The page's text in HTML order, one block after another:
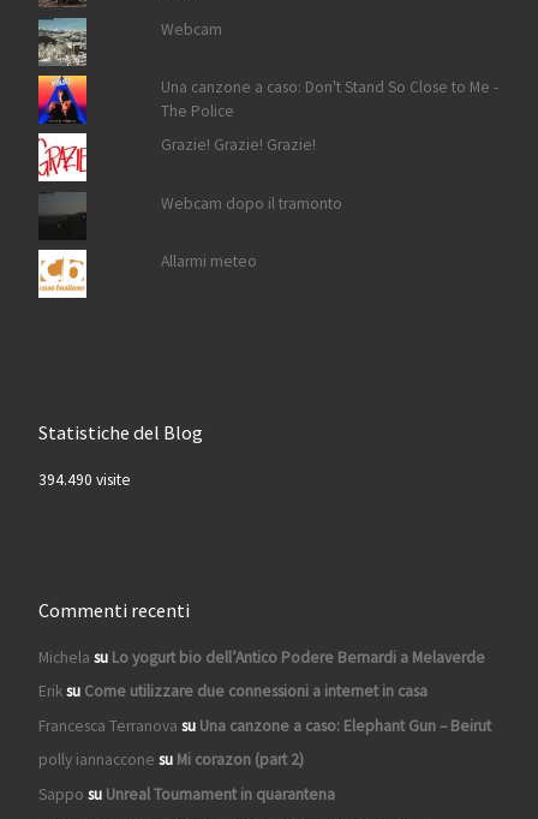
Webcam
Una canzone a caso: Don't Stand So Close to Me -
The Police
Grazie! Grazie! Grazie!
Webcam dopo il tramonto
Allarmi meteo
Statistiche del Blog
394.490 visite
Commenti recenti
Michela su Lo yogurt bio dell’Antico Podere Bernardi a Melaverde
Eriksu Come utilizzare due connessioni a internet in casa
Francesca Terranova su Una canzone a caso: Elephant Gun – Beirut
polly iannaccone su Mi corazon (part 2)
Sappo su Unreal Tournament in quarantena